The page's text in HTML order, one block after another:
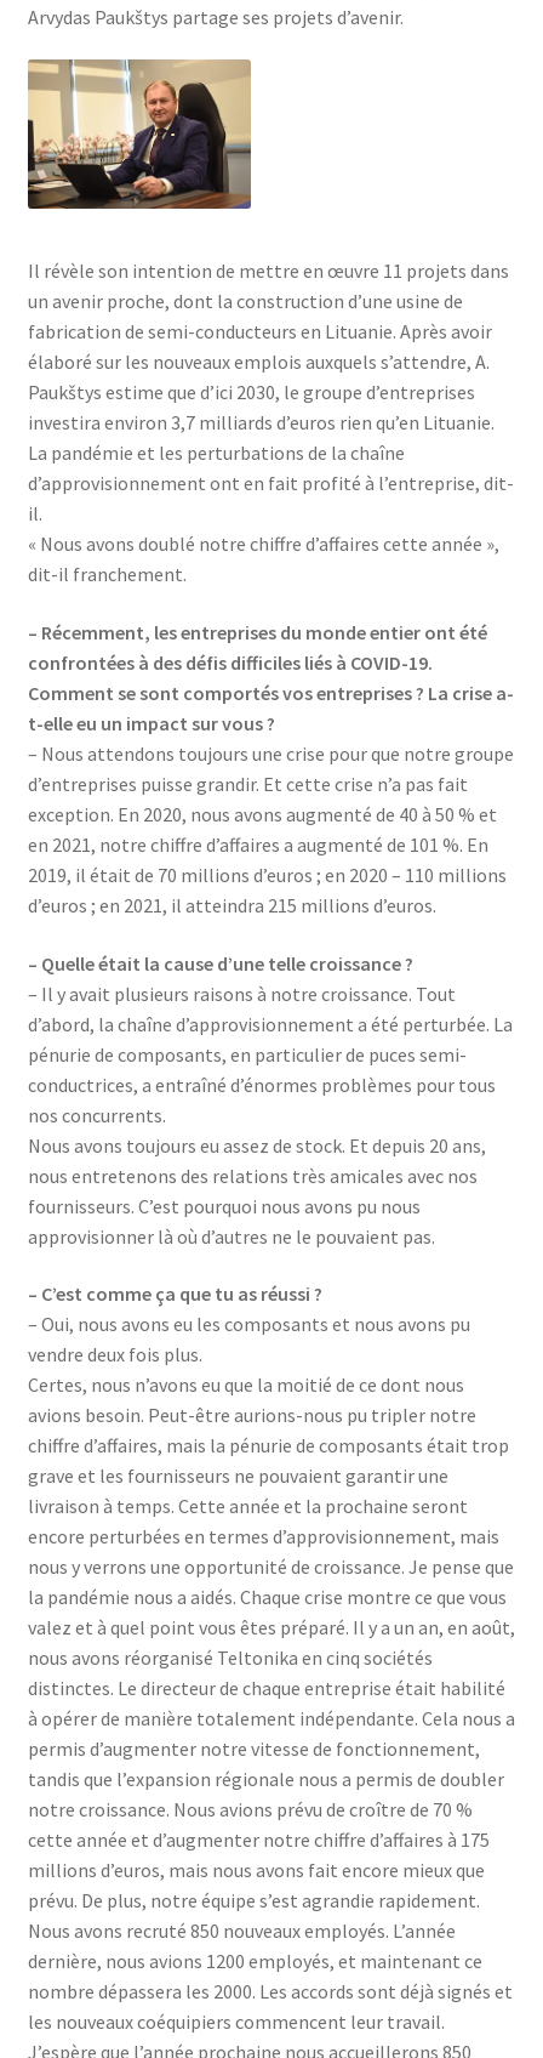
Arvydas Paukštys partage ses projets d’avenir.
Il révèle son intention de mettre en œuvre 11 projets dans
un avenir proche, dont la construction d’une usine de
fabrication de semi-conducteurs en Lituanie. Après avoir
élaboré sur les nouveaux emplois auxquels s’attendre, A.
Paukštys estime que d’ici 2030, le groupe d’entreprises
investira environ 3,7 milliards d’euros rien qu’en Lituanie.
La pandémie et les perturbations de la chaîne
d’approvisionnement ont en fait profité à l’entreprise, dit-
il.
« Nous avons doublé notre chiffre d’affaires cette année »,
dit-il franchement.
– Récemment, les entreprises du monde entier ont été
confrontées à des défis difficiles liés à COVID-19.
Comment se sont comportés vos entreprises ? La crise a-
t-elle eu un impact sur vous ?
– Nous attendons toujours une crise pour que notre groupe
d’entreprises puisse grandir. Et cette crise n’a pas fait
exception. En 2020, nous avons augmenté de 40 à 50 % et
en 2021, notre chiffre d’affaires a augmenté de 101 %. En
2019, il était de 70 millions d’euros ; en 2020 – 110 millions
d’euros ; en 2021, il atteindra 215 millions d’euros.
– Quelle était la cause d’une telle croissance ?
– Il y avait plusieurs raisons à notre croissance. Tout
d’abord, la chaîne d’approvisionnement a été perturbée. La
pénurie de composants, en particulier de puces semi-
conductrices, a entraîné d’énormes problèmes pour tous
nos concurrents.
Nous avons toujours eu assez de stock. Et depuis 20 ans,
nous entretenons des relations très amicales avec nos
fournisseurs. C’est pourquoi nous avons pu nous
approvisionner là où d’autres ne le pouvaient pas.
– C’est comme ça que tu as réussi ?
– Oui, nous avons eu les composants et nous avons pu
vendre deux fois plus.
Certes, nous n’avons eu que la moitié de ce dont nous
avions besoin. Peut-être aurions-nous pu tripler notre
chiffre d’affaires, mais la pénurie de composants était trop
grave et les fournisseurs ne pouvaient garantir une
livraison à temps. Cette année et la prochaine seront
encore perturbées en termes d’approvisionnement, mais
nous y verrons une opportunité de croissance. Je pense que
la pandémie nous a aidés. Chaque crise montre ce que vous
valez et à quel point vous êtes préparé. Il y a un an, en août,
nous avons réorganisé Teltonika en cinq sociétés
distinctes. Le directeur de chaque entreprise était habilité
à opérer de manière totalement indépendante. Cela nous a
permis d’augmenter notre vitesse de fonctionnement,
tandis que l’expansion régionale nous a permis de doubler
notre croissance. Nous avions prévu de croître de 70 %
cette année et d’augmenter notre chiffre d’affaires à 175
millions d’euros, mais nous avons fait encore mieux que
prévu. De plus, notre équipe s’est agrandie rapidement.
Nous avons recruté 850 nouveaux employés. L’année
dernière, nous avions 1200 employés, et maintenant ce
nombre dépassera les 2000. Les accords sont déjà signés et
les nouveaux coéquipiers commencent leur travail.
J’espère que l’année prochaine nous accueillerons 850